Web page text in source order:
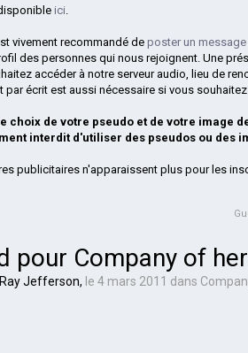
ici
vivement recommandé de poster un
des personnes qui nous rejoignent. Une
accéder à notre serveur audio, lieu de
par écrit est aussi nécessaire si vous
le choix de votre pseudo et de votre image
interdit d'utiliser des pseudos ou des
publicitaires n'apparaissent plus pour les
pour Company of
Jefferson, le 4 mars 2011 dans